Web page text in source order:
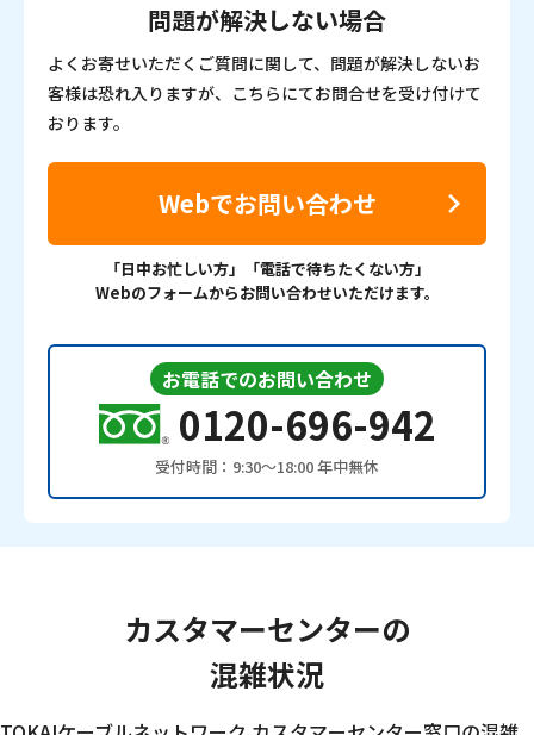
問題が解決しない場合
よくお寄せいただくご質問に関して、問題が解決しないお
客様は恐れ入りますが、こちらにてお問合せを受け付けて
おります。
Webでお問い合わせ
「日中お忙しい方」「電話で待ちたくない方」
Webのフォームからお問い合わせいただけます。
お電話でのお問い合わせ
0120-696-942
受付時間：9:30〜18:00 年中無休
カスタマーセンターの
混雑状況